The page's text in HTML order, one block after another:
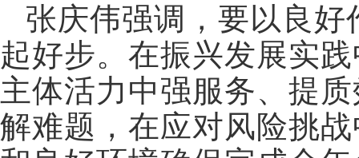
张庆伟强调，要以良好
起好步。在振兴发展实
主体活力中强服务、提
解难题，在应对风险挑